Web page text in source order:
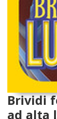
Brividi
ad alta